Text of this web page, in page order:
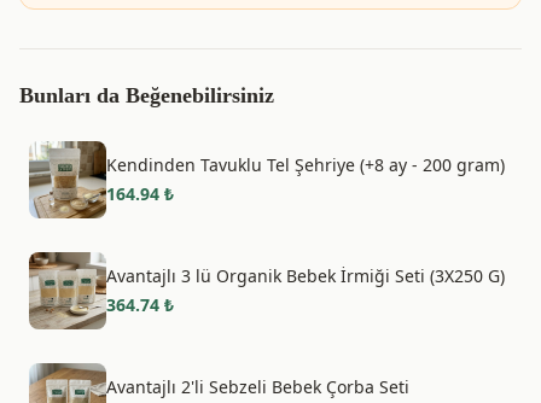
Bunları da Beğenebilirsiniz
Kendinden Tavuklu Tel Şehriye (+8 ay - 200 gram)
164.94 ₺
Avantajlı 3 lü Organik Bebek İrmiği Seti (3X250 G)
364.74 ₺
Avantajlı 2'li Sebzeli Bebek Çorba Seti